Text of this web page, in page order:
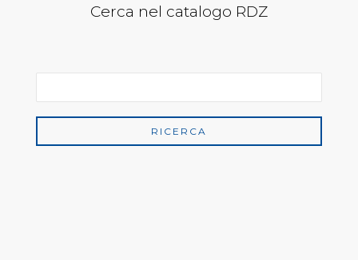
Cerca nel catalogo RDZ